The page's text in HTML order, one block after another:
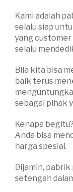
Kami adalah
selalu siap
yang customer
selalu
Bila kita bisa
baik terus
sebagai pihak
Kenapa
Anda bisa
harga spesial.
Dijamin,
setengah